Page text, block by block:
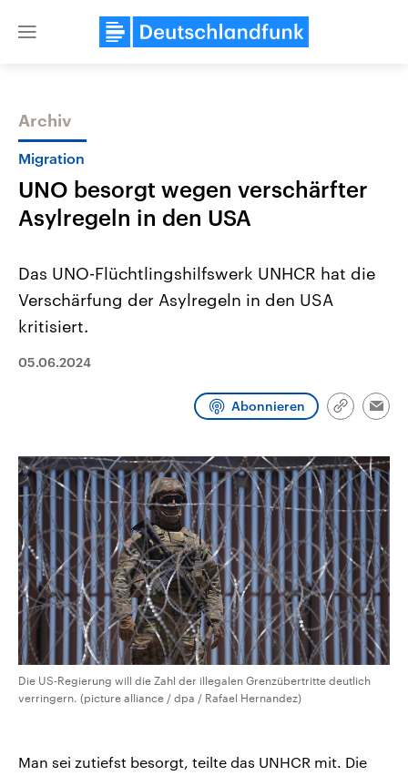
Close
Themen
Landtagswahl Sachsen-Anhalt
2026
Sachsen-Anhalt wählt am 6.
Bundesland von einer Koalition aus
und Hintergründe zu den Parteien
und Kandidaten der anstehenden
Wahl.
den mächtigsten Ländern
mit großem Einfluss auf
aktuelle Weltgeschehen.
Sendungen Programm Podcasts
Audio-Archiv
Archiv
Migration
UNO besorgt wegen verschärfter
Asylregeln in den USA
Das UNO-Flüchtlingshilfswerk UNHCR hat die
Verschärfung der Asylregeln in den USA
kritisiert.
05.06.2024
Abonnieren
Link
Die US-Regierung will die Zahl der illegalen Grenzübertritte deutlich
verringern. (picture alliance / dpa / Rafael Hernandez)
Man sei zutiefst besorgt, teilte das UNHCR mit. Die